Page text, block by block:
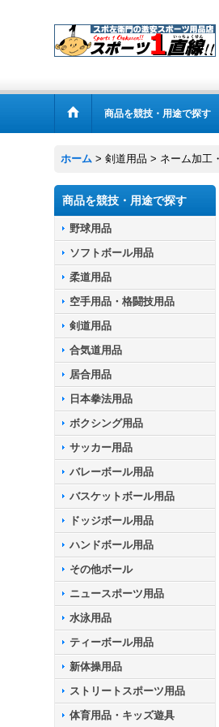
商品を競技・用途で探す
ホーム > 剣道用品 > ネーム加工
商品を競技・用途で探す
野球用品
ソフトボール用品
柔道用品
空手用品・格闘技用品
剣道用品
合気道用品
居合用品
日本拳法用品
ボクシング用品
サッカー用品
バレーボール用品
バスケットボール用品
ドッジボール用品
ハンドボール用品
その他ボール
ニュースポーツ用品
水泳用品
ティーボール用品
新体操用品
ストリートスポーツ用品
体育用品・キッズ遊具